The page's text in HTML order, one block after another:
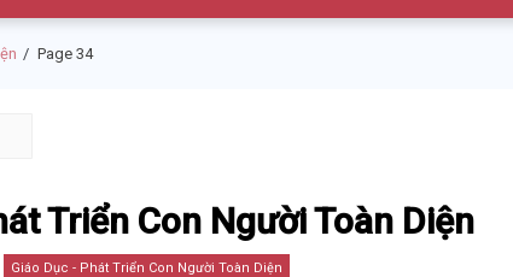
Page 34
Triển Con Người Toàn Diện
Giáo Dục - Phát Triển Con Người Toàn Diện